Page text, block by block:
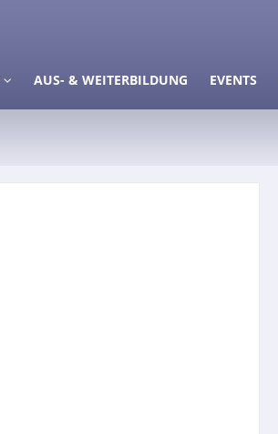
AUS- & WEITERBILDUNG EVENTS